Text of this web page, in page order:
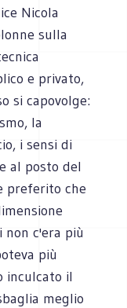
Nicola
sulla
e privato,
si capovolge:
la
i sensi di
al posto del
preferito che
non c'era più
più
inculcato il
meglio